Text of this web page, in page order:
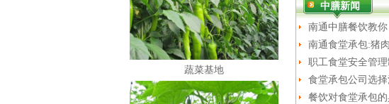
蔬菜基地
中膳新闻
南通中膳餐饮教
南通食堂承包:猪
职工食堂安全管
食堂承包公司选
餐饮对食堂承包